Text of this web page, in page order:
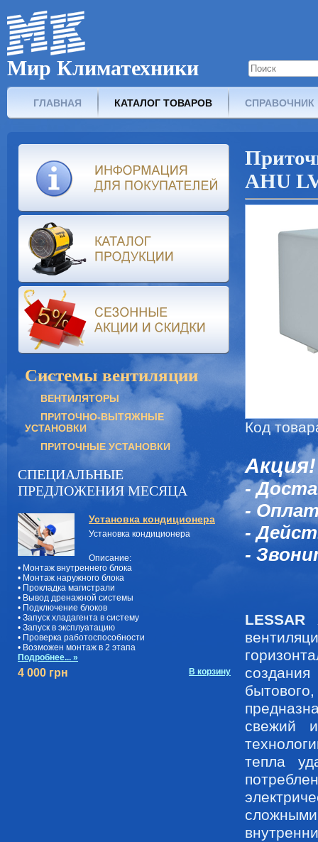
Мир Климатехники
ГЛАВНАЯ КАТАЛОГ ТОВАРОВ СПРАВОЧНИК
Системы вентиляции
ВЕНТИЛЯТОРЫ
ПРИТОЧНО-ВЫТЯЖНЫЕ
УСТАНОВКИ
ПРИТОЧНЫЕ УСТАНОВКИ
СПЕЦИАЛЬНЫЕ
ПРЕДЛОЖЕНИЯ МЕСЯЦА
Установка кондиционера
Установка кондиционера
Описание:
• Монтаж внутреннего блока
• Монтаж наружного блока
• Прокладка магистрали
• Вывод дренажной системы
• Подключение блоков
• Запуск хладагента в систему
• Запуск в эксплуатацию
• Проверка работоспособности
• Возможен монтаж в 2 этапа
Подробнее... »
4 000 грн В корзину
AHU
Код
-
-
-
-
LESSAR
свежий
тепла